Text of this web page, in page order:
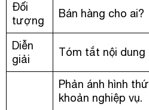
Đối
tượng
Bán hàng cho ai?
Diễn
giải
Tóm tắt nội dung
Phản ánh hình
khoản nghiệp vụ.